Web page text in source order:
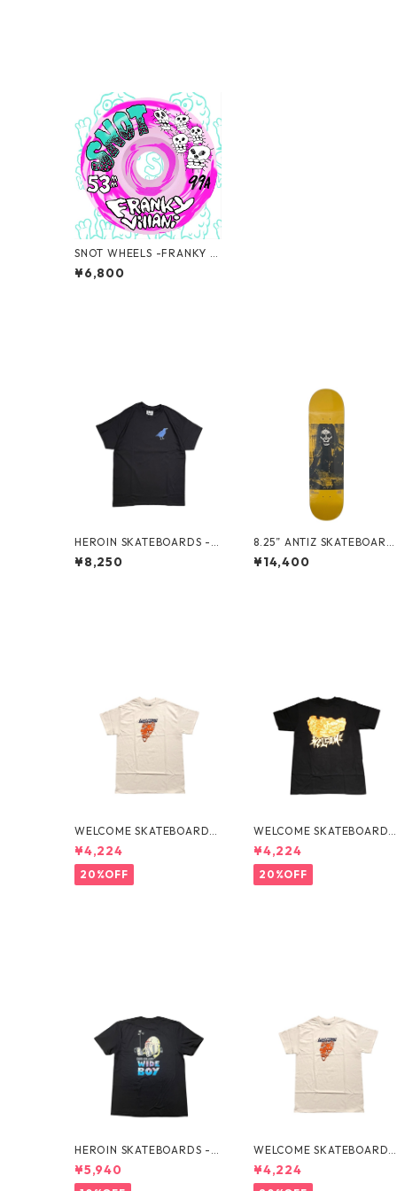
SNOT WHEELS -FRANKY S
KULLS 53MM 99A -
¥6,800
HEROIN SKATEBOARDS -
CROW TEE -
¥8,250
8.25” ANTIZ SKATEBOARD
S - ANDRE GERLICH “GLO
W IN THE DARK PRO MOD
¥14,400
WELCOME SKATEBOARDS
-FLAMES TEE "WHITE"
¥4,224
20%OFF
WELCOME SKATEBOARDS
- BARK PREMIUM TEE "BL
ACK"
¥4,224
20%OFF
HEROIN SKATEBOARDS -
CURB KILLER WIDE BOY B
LK TEE -
¥5,940
WELCOME SKATEBOARDS
-FLAMES TEE "WHITE"
¥4,224